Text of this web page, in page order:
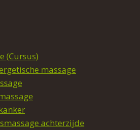
(Cursus)
massage
achterzijde